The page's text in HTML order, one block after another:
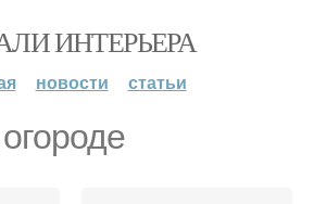
ИНТЕРЬЕРА
новости статьи